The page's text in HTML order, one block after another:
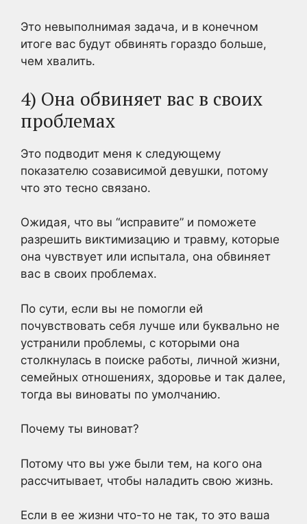
Это невыполнимая задача, и в конечном
итоге вас будут обвинять гораздо больше,
чем хвалить.
4) Она обвиняет вас в своих
проблемах
Это подводит меня к следующему
показателю созависимой девушки, потому
что это тесно связано.
Ожидая, что вы “исправите” и поможете
разрешить виктимизацию и травму, которые
она чувствует или испытала, она обвиняет
вас в своих проблемах.
По сути, если вы не помогли ей
почувствовать себя лучше или буквально не
устранили проблемы, с которыми она
столкнулась в поиске работы, личной жизни,
семейных отношениях, здоровье и так далее,
тогда вы виноваты по умолчанию.
Почему ты виноват?
Потому что вы уже были тем, на кого она
рассчитывает, чтобы наладить свою жизнь.
Если в ее жизни что-то не так, то это ваша